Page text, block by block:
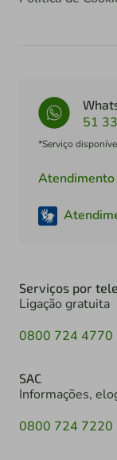
51
*Serviço
Serviços por
Ligação gratuita
0800 724 4770
SAC
Informações,
0800 724 7220